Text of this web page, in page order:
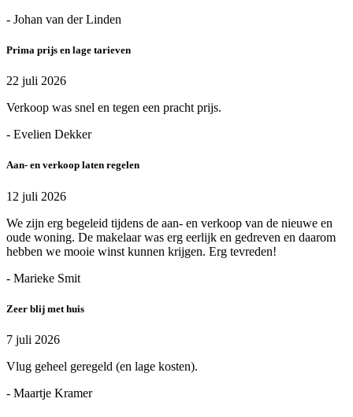
- Johan van der Linden
Prima prijs en lage tarieven
22 juli 2026
Verkoop was snel en tegen een pracht prijs.
- Evelien Dekker
Aan- en verkoop laten regelen
12 juli 2026
We zijn erg begeleid tijdens de aan- en verkoop van de nieuwe en
oude woning. De makelaar was erg eerlijk en gedreven en daarom
hebben we mooie winst kunnen krijgen. Erg tevreden!
- Marieke Smit
Zeer blij met huis
7 juli 2026
Vlug geheel geregeld (en lage kosten).
- Maartje Kramer